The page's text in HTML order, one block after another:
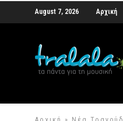
August 7, 2026 Αρχική